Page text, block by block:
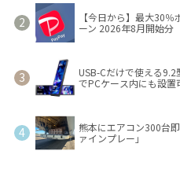
【今日から】最大30
ーン 2026年8月開始分
USB-Cだけで使える
でPCケース内にも設置
熊本にエアコン300台
ァインプレー」